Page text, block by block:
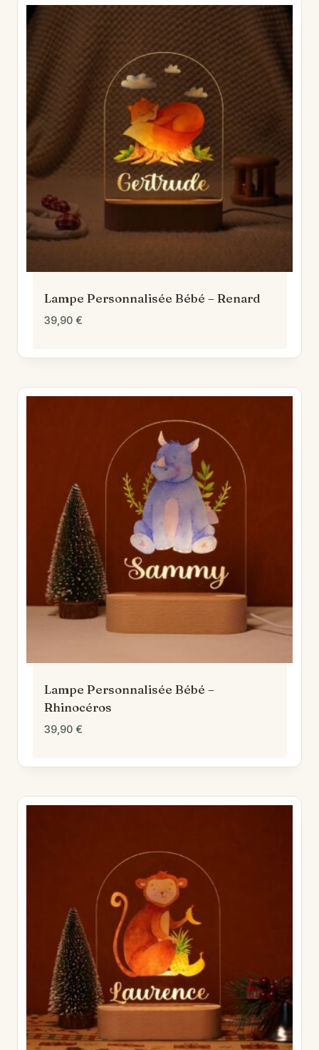
Lampe Personnalisée Bébé – Renard
39,90 €
Lampe Personnalisée Bébé –
Rhinocéros
39,90 €